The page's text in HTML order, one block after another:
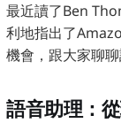
最近讀了Ben
利地指出了
機會，跟大家聊
語音助理：